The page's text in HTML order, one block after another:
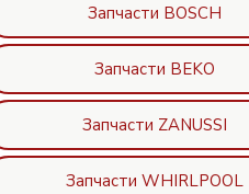
Запчасти BOSCH
Запчасти BEKO
Запчасти ZANUSSI
Запчасти WHIRLPOOL